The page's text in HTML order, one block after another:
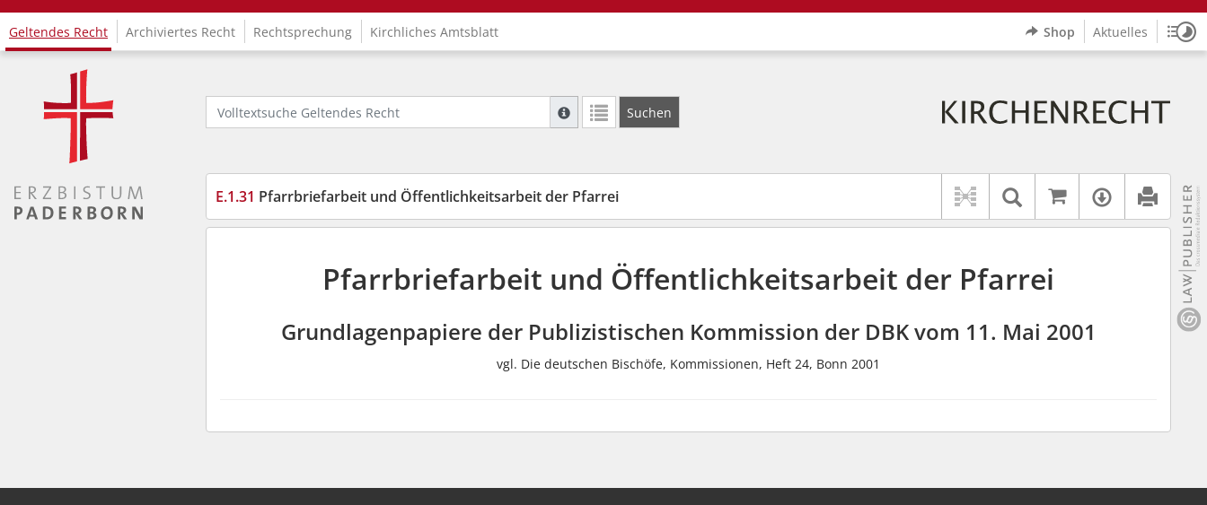
Logo Fachinformationssystem Kirchenrecht
Geltendes Recht Archiviertes Recht Rechtsprechung Kirchliches Amtsblatt Shop Aktuelles
Volltextsuche Geltendes Recht
Suche mit Platzhalter "*", Bsp. Pfarrer*, findet auch: "Pfarrerinitiative" oder "Pfarrerausschuss".
Suchen
E.1.31 Pfarrbriefarbeit und Öffentlichkeitsarbeit der Pfarrei Textsuche im
Auf
Pfarrbriefarbeit und Öffentlichkeitsarbeit der Pfarrei
Grundlagenpapiere der Publizistischen Kommission der DBK vom 11. Mai 2001
vgl. Die deutschen Bischöfe, Kommissionen, Heft 24, Bonn 2001
wbv